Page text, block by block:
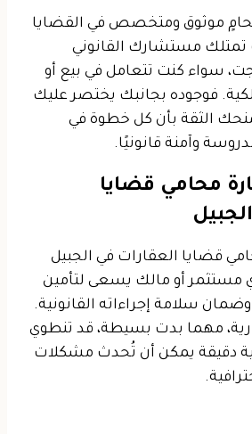
موثوق ومتخصص في القضايا
تمتلك مستشارك القانوني
سواء كنت تتعامل في بيع أو
فوجوده بجانبك يختصر عليك
الثقة بأن كل خطوة في
وآمنة قانونيًا.
محامي قضايا
قضايا العقارات في الجبيل
مستثمر أو مالك يسعى لتأمين
وضمان سلامة إجراءاته القانونية.
مهما بدت بسيطة، قد تنطوي
دقيقة يمكن أن تُحدث مشكلات